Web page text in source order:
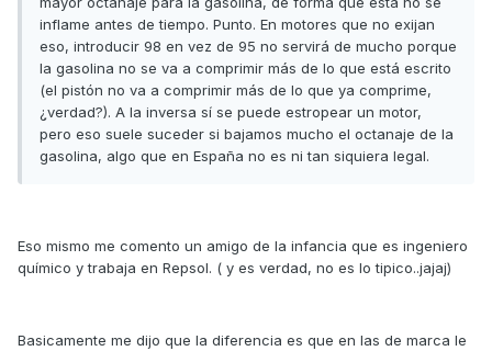
inflame antes de tiempo. Punto. En motores que no exijan
eso, introducir 98 en vez de 95 no servirá de mucho porque
la gasolina no se va a comprimir más de lo que está escrito
(el pistón no va a comprimir más de lo que ya comprime,
¿verdad?). A la inversa sí se puede estropear un motor,
pero eso suele suceder si bajamos mucho el octanaje de la
gasolina, algo que en España no es ni tan siquiera legal.
Eso mismo me comento un amigo de la infancia que es ingeniero
químico y trabaja en Repsol. ( y es verdad, no es lo tipico..jajaj)
Basicamente me dijo que la diferencia es que en las de marca le